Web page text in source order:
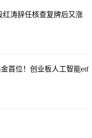
红涛辞任核查复牌后又涨
首位！创业板人工智能etf